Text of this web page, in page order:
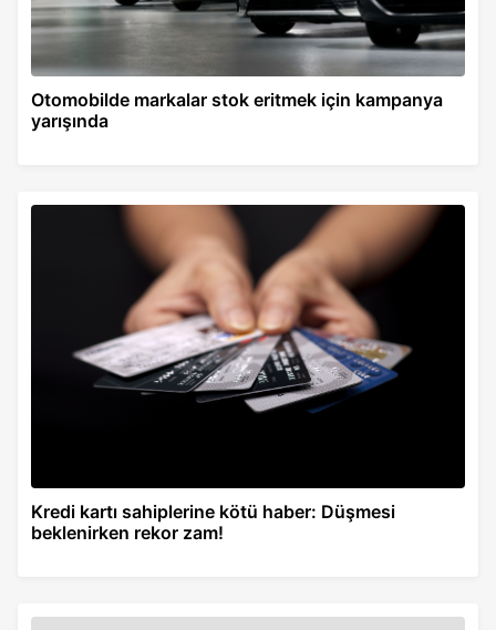
Otomobilde markalar stok eritmek için kampanya
yarışında
Kredi kartı sahiplerine kötü haber: Düşmesi
beklenirken rekor zam!